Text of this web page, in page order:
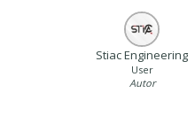
Stiac Engineering
User
Autor